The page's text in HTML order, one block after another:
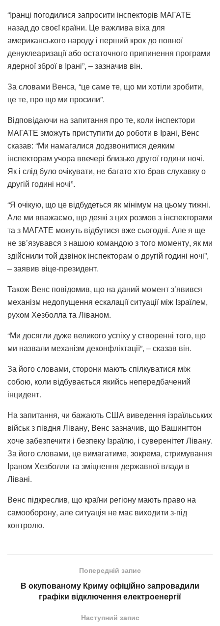
“Іранці погодилися запросити інспекторів МАГАТЕ
назад до своєї країни. Це важлива віха для
американського народу і перший крок до повної
денуклеаризації або остаточного припинення програми
ядерної зброї в Ірані”, – зазначив він.
За словами Венса, “це саме те, що ми хотіли зробити,
це те, про що ми просили”.
Відповідаючи на запитання про те, коли інспектори
МАГАТЕ зможуть приступити до роботи в Ірані, Венс
сказав: “Ми намагалися додзвонитися деяким
інспекторам учора ввечері близько другої години ночі.
Як і слід було очікувати, не багато хто брав слухавку о
другій годині ночі”.
“Я очікую, що це відбудеться як мінімум на цьому тижні.
Але ми вважаємо, що деякі з цих розмов з інспекторами
та з МАГАТЕ можуть відбутися вже сьогодні. Але я ще
не зв’язувався з нашою командою з того моменту, як ми
здійснили той дзвінок інспекторам о другій годині ночі”,
– заявив віце-президент.
Також Венс повідомив, що на даний момент з’явився
механізм недопущення ескалації ситуації між Ізраїлем,
рухом Хезболла та Ліваном.
“Ми досягли дуже великого успіху у створенні того, що
ми назвали механізм деконфліктації”, – сказав він.
За його словами, сторони мають спілкуватися між
собою, коли відбувається якийсь непередбачений
інцидент.
На запитання, чи бажають США виведення ізраїльських
військ з півдня Лівану, Венс зазначив, що Вашингтон
хоче забезпечити і безпеку Ізраїлю, і суверенітет Лівану.
За його словами, це вимагатиме, зокрема, стримування
Іраном Хезболли та зміцнення державної влади в
Лівані.
Венс підкреслив, що країни регіону мають право на
самооборону, але ситуація не має виходити з-під
контролю.
Попередній запис
В окупованому Криму офіційно запровадили
графіки відключення електроенергії
Наступний запис